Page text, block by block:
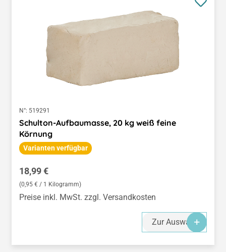
N°: 519291
Schulton-Aufbaumasse, 20 kg weiß feine
Körnung
Varianten verfügbar
Regulärer Preis:
18,99 €
(0,95 € / 1 Kilogramm)
Preise inkl. MwSt. zzgl. Versandkosten
Zur Auswahl